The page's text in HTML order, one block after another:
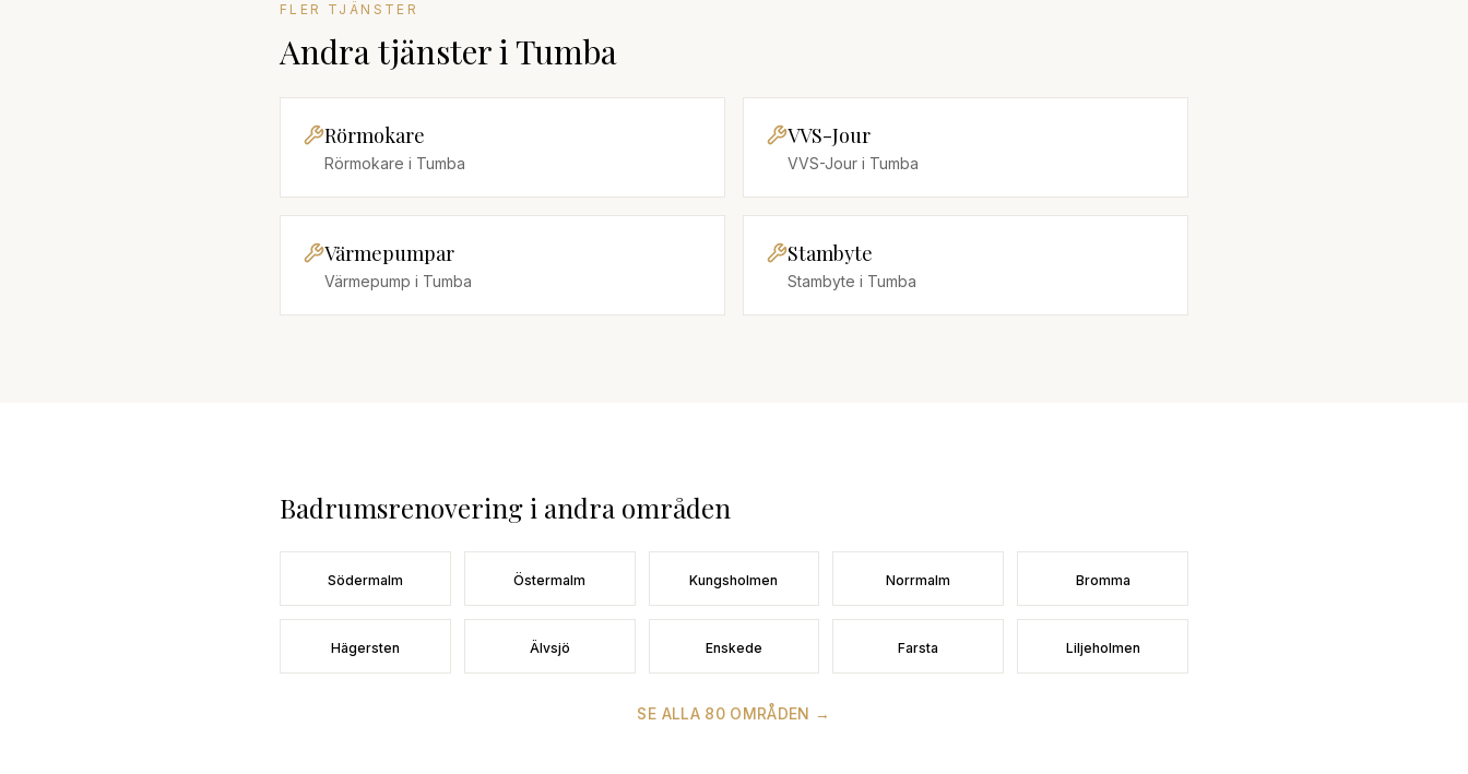
FLER TJÄNSTER
Andra tjänsteriTumba
Rörmokare
Rörmokare i Tumba
VVS-Jour
VVS-Jour i Tumba
Värmepumpar
Värmepump i Tumba
Stambyte
Stambyte i Tumba
Badrumsrenovering i andra områden
Södermalm Östermalm Kungsholmen Norrmalm Bromma
Hägersten Älvsjö Enskede Farsta Liljeholmen
SE ALLA 80 OMRÅDEN →